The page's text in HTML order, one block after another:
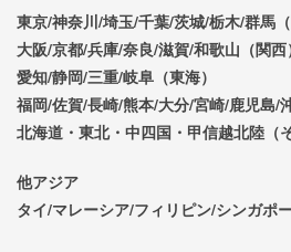
東京/神奈川/埼玉/千葉/茨城/栃木/群馬（
大阪/京都/兵庫/奈良/滋賀/和歌山（関西
愛知/静岡/三重/岐阜（東海）
福岡/佐賀/長崎/熊本/大分/宮崎/鹿児島/
北海道・東北・中四国・甲信越北陸（
他アジア
タイ/マレーシア/フィリピン/シンガポ